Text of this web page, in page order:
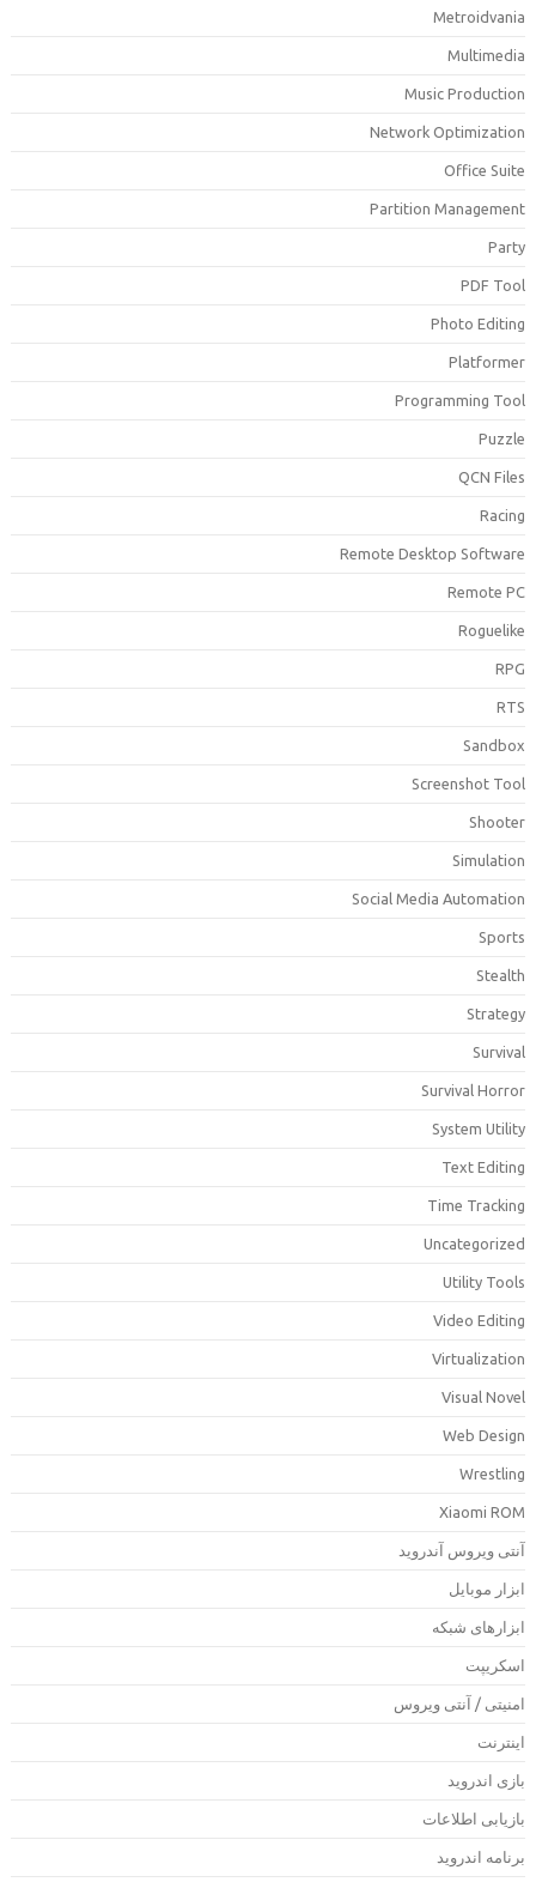
Music
Network
Office
Partition
PDF
Photo
Programming
QCN
Remote Desktop
Remote
Screenshot
Social Media
Survival
System
Text
Time
Utility
Video
Visual
Web
Xiaomi
ویروس آندروید
موبایل
شبکه
/ آنتی ویروس
اندروید
اطلاعات
اندروید